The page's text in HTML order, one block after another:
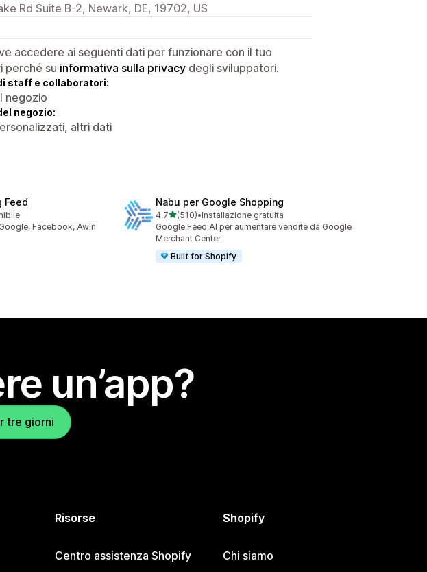
Rd Suite B-2, Newark, DE, 19702, US
accedere ai seguenti dati per funzionare con il tuo
perché su informativa sulla privacy degli sviluppatori.
staff e collaboratori:
negozio
negozio:
altri dati
Feed
Facebook, Awin
Nabu per Google Shopping
4,7stelle su 5
(510)
510 recensioni totali
•Installazione gratuita
Google Feed AI per aumentare vendite da Google
Merchant Center
Built for Shopify
un’app?
tre giorni
Risorse
Centro assistenza Shopify
Shopify
Chi siamo